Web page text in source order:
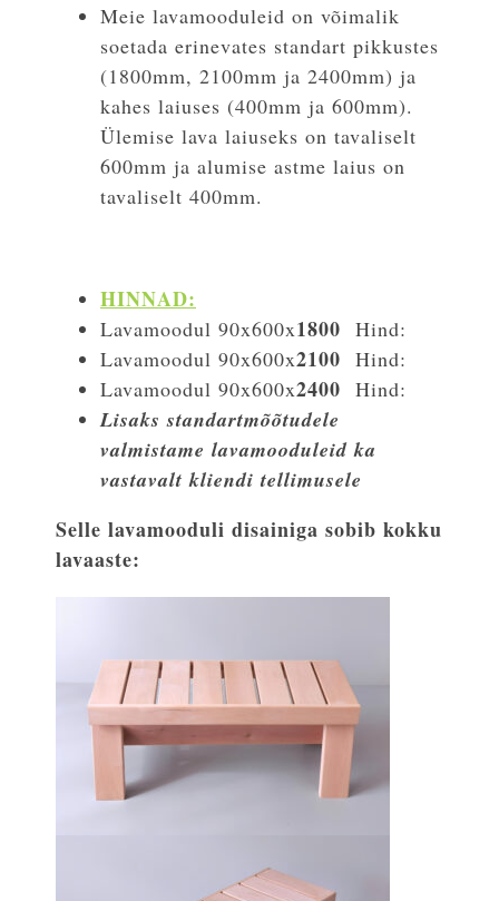
Meie lavamooduleid on võimalik
soetada erinevates standart pikkustes
(1800mm, 2100mm ja 2400mm) ja
kahes laiuses (400mm ja 600mm).
Ülemise lava laiuseks on tavaliselt
600mm ja alumise astme laius on
tavaliselt 400mm.
HINNAD:
Lavamoodul 90x600x1800 Hind:
Lavamoodul 90x600x2100 Hind:
Lavamoodul 90x600x2400 Hind:
Lisaks standartmõõtudele
valmistame lavamooduleid ka
vastavalt kliendi tellimusele
Selle lavamooduli disainiga sobib kokku
lavaaste: